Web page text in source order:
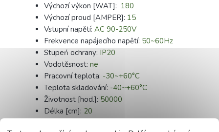
Výchozí výkon [WAT]: 180
Výchozí proud [AMPER]: 15
Vstupní napětí: AC 90-250V
Frekvence napájecího napětí: 50~60Hz
Stupeń ochrany: IP20
Vodotěsnost: ne
Pracovní teplota: -30~+60°C
Teplota skladování: -40~+60°C
Životnost [hod.]: 50000
Délka [cm]: 20